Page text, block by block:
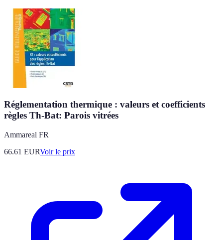
Réglementation thermique : valeurs et coefficients
règles Th-Bat: Parois vitrées
Ammareal FR
66.61 EURVoir le prix